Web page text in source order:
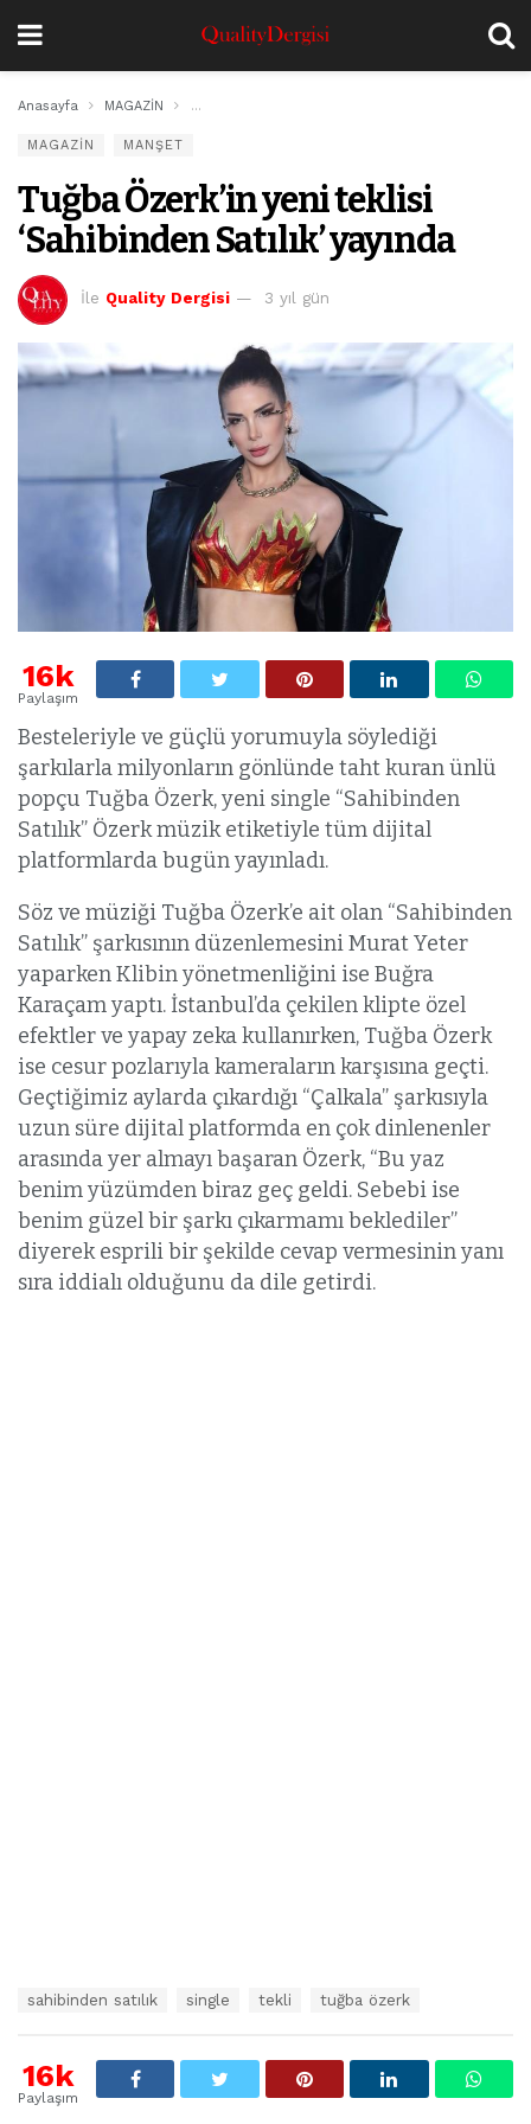
Anasayfa MAGAZİN Tuğba Özerk’in yeni teklisi ‘Sahibinden Satılık’
MAGAZİN MANŞET
Tuğba Özerk’in yeni teklisi
‘Sahibinden Satılık’ yayında
İle Quality Dergisi 3 yıl gün
16k
Paylaşım
Besteleriyle ve güçlü yorumuyla söylediği
şarkılarla milyonların gönlünde taht kuran ünlü
popçu Tuğba Özerk, yeni single “Sahibinden
Satılık” Özerk müzik etiketiyle tüm dijital
platformlarda bugün yayınladı.
Söz ve müziği Tuğba Özerk’e ait olan “Sahibinden
Satılık” şarkısının düzenlemesini Murat Yeter
yaparken Klibin yönetmenliğini ise Buğra
Karaçam yaptı. İstanbul’da çekilen klipte özel
efektler ve yapay zeka kullanırken, Tuğba Özerk
ise cesur pozlarıyla kameraların karşısına geçti.
Geçtiğimiz aylarda çıkardığı “Çalkala” şarkısıyla
uzun süre dijital platformda en çok dinlenenler
arasında yer almayı başaran Özerk, “Bu yaz
benim yüzümden biraz geç geldi. Sebebi ise
benim güzel bir şarkı çıkarmamı beklediler”
diyerek esprili bir şekilde cevap vermesinin yanı
sıra iddialı olduğunu da dile getirdi.
t
sahibinden satılık single tekli tuğba özerk
16k
Paylaşım